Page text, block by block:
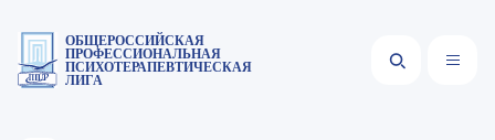
ОБЩЕРОССИЙСКАЯ
ПРОФЕССИОНАЛЬНАЯ
ПСИХОТЕРАПЕВТИЧЕСКАЯ
ЛИГА